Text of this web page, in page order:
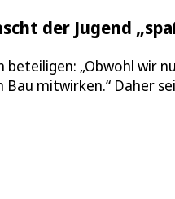
der Jugend
beteiligen: „Obwohl wir
Bau mitwirken.“ Daher